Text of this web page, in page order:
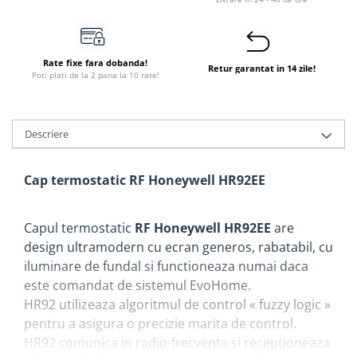
Panouri solare si fotovoltaice
Panouri solare cu tuburi vidate
Echipamente pentru panouri
Panouri solare fotovoltaice
Aparate de aer conditionat
Perdele de aer
Ventiloconvectoare si sisteme VRF
Chillere
Rooftop-uri pentru racire si
incalzire
Rate fixe fara dobanda!
Poti plati de la 2 pana la 10 rate!
Retur garantat in 14 zile!
Descriere
Cap termostatic RF Honeywell HR92EE
Capul termostatic RF Honeywell HR92EE are
design ultramodern cu ecran generos, rabatabil, cu
iluminare de fundal si functioneaza numai daca
este comandat de sistemul EvoHome.
HR92 utilizeaza algoritmul de control « fuzzy logic »
pentru a asigura o precizie marita de control.
HR92 comunica in radio-frecventa si receptioneaza